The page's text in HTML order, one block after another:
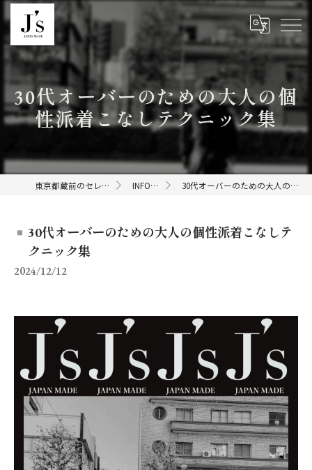
30代オーバーのための大人の個
性派着こなしテクニック集
東京都蔵前のセレクトショップならJ's INFORMATION 30代オーバーのための大人の個性派着こなしテクニック集
30代オーバーのための大人の個性派着こなしテ
クニック集
2024/12/12